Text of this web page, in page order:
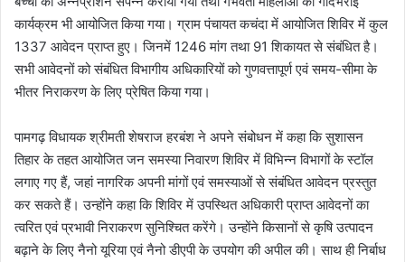
कार्यक्रम भी आयोजित किया गया। ग्राम पंचायत कचंदा में आयोजित शिविर में कुल
1337 आवेदन प्राप्त हुए। जिनमें 1246 मांग तथा 91 शिकायत से संबंधित है।
सभी आवेदनों को संबंधित विभागीय अधिकारियों को गुणवत्तापूर्ण एवं समय-सीमा के
भीतर निराकरण के लिए प्रेषित किया गया।
पामगढ़ विधायक श्रीमती शेषराज हरबंश ने अपने संबोधन में कहा कि सुशासन
तिहार के तहत आयोजित जन समस्या निवारण शिविर में विभिन्न विभागों के स्टॉल
लगाए गए हैं, जहां नागरिक अपनी मांगों एवं समस्याओं से संबंधित आवेदन प्रस्तुत
कर सकते हैं। उन्होंने कहा कि शिविर में उपस्थित अधिकारी प्राप्त आवेदनों का
त्वरित एवं प्रभावी निराकरण सुनिश्चित करेंगे। उन्होंने किसानों से कृषि उत्पादन
बढ़ाने के लिए नैनो यूरिया एवं नैनो डीएपी के उपयोग की अपील की। साथ ही निर्बाध